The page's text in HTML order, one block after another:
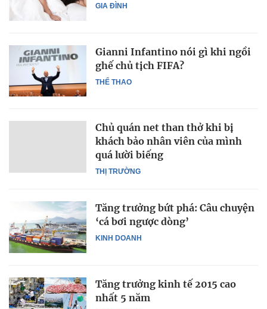
GIA ĐÌNH
THỂ THAO
Gianni Infantino nói gì khi ngồi
ghế chủ tịch FIFA?
THỊ TRƯỜNG
Chủ quán net than thở khi bị
khách bảo nhân viên của mình
quá lười biếng
KINH DOANH
Tăng trưởng bứt phá: Câu chuyện
‘cá bơi ngược dòng’
Tăng trưởng kinh tế 2015 cao
nhất 5 năm